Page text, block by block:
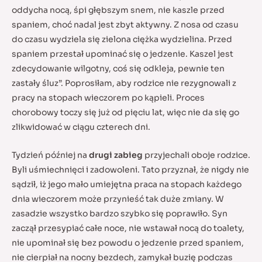
oddycha nocą, śpi głębszym snem, nie kaszle przed
spaniem, choć nadal jest zbyt aktywny. Z nosa od czasu
do czasu wydziela się zielona ciężka wydzielina. Przed
spaniem przestał upominać się o jedzenie. Kaszel jest
zdecydowanie wilgotny, coś się odkleja, pewnie ten
zastały śluz”. Poprosiłam, aby rodzice nie rezygnowali z
pracy na stopach wieczorem po kąpieli. Proces
chorobowy toczy się już od pięciu lat, więc nie da się go
zlikwidować w ciągu czterech dni.
Tydzień później na drugi zabieg przyjechali oboje rodzice.
Byli uśmiechnięci i zadowoleni. Tato przyznał, że nigdy nie
sądził, iż jego mało umiejętna praca na stopach każdego
dnia wieczorem może przynieść tak duże zmiany. W
zasadzie wszystko bardzo szybko się poprawiło. Syn
zaczął przesypiać całe noce, nie wstawał nocą do toalety,
nie upominał się bez powodu o jedzenie przed spaniem,
nie cierpiał na nocny bezdech, zamykał buzię podczas